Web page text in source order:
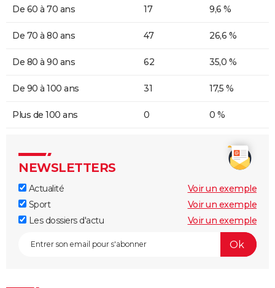
De 60 à 70 ans 17 9,6 %
De 70 à 80 ans 47 26,6 %
De 80 à 90 ans 62 35,0 %
De 90 à 100 ans 31 17,5 %
Plus de 100 ans 0 0 %
NEWSLETTERS
Actualité
Voir un exemple
Sport
Voir un exemple
Les dossiers d'actu
Voir un exemple